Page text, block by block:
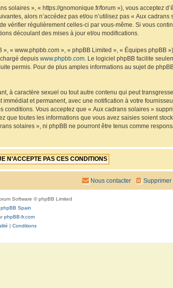
solaires », « https://gnomonique.fr/forum »), vous acceptez
alors n’accédez pas et/ou n’utilisez pas « Aux
vérifier régulièrement celles-ci par vous-même. Si vous
découlant des mises à jour et/ou modifications.
« www.phpbb.com », « phpBB Limited », « Équipes phpBB
depuis www.phpbb.com . Le logiciel phpBB facilite
permis. Pour de plus amples informations au sujet de
à caractère sexuel ou tout autre contenu qui peut
et permanent, avec une notification à votre
Vous acceptez que « Aux cadrans solaires »
que toutes les informations que vous avez saisies soient
solaires », ni phpBB ne pourront être tenus comme
Supprimer
Nous contacter
Software © phpBB Limited
phpBB Spain
phpBB-fr.com
| Conditions